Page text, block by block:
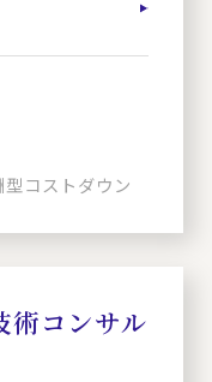
コストダウン
術コンサル